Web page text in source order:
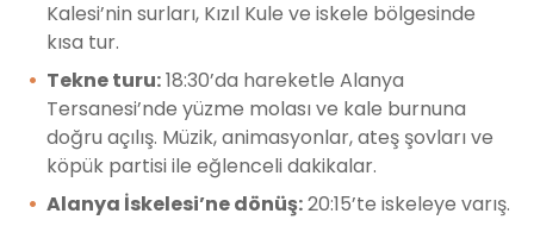
Kalesi’nin surları, Kızıl Kule ve iskele bölgesinde
kısa tur.
Tekne turu:18:30’da hareketle Alanya
Tersanesi’nde yüzme molası ve kale burnuna
doğru açılış. Müzik, animasyonlar, ateş şovları ve
köpük partisi ile eğlenceli dakikalar.
Alanya İskelesi’ne dönüş:20:15’te iskeleye varış.